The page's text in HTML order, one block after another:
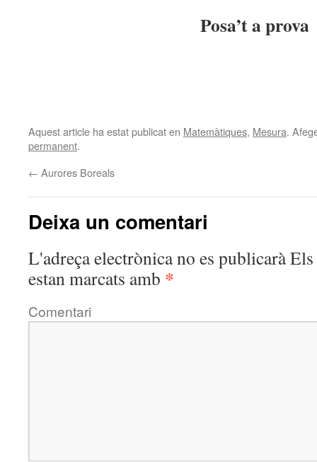
Posa’t a prova
Aquest article ha estat publicat en Matemàtiques, Mesura.
permanent.
← Aurores Boreals
Deixa un comentari
L'adreça electrònica no es publicaràEls
estan marcats amb *
Comentari